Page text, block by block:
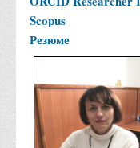
Scopus
Резюме